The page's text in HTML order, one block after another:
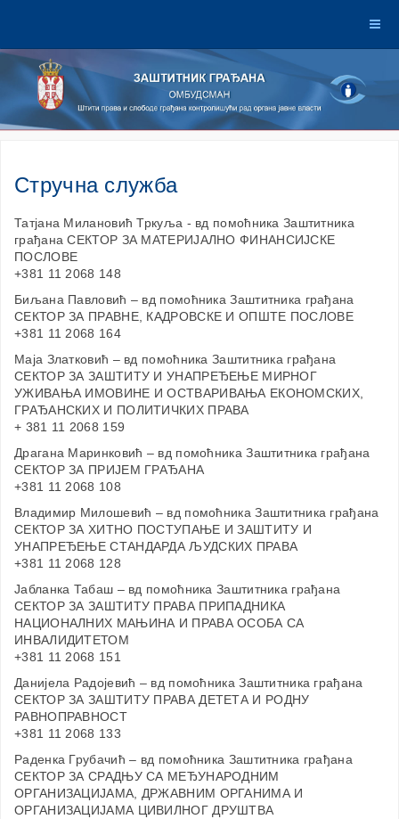
Стручна служба
Татјана Милановић Тркуља - вд помоћника Заштитника
грађана СЕКТОР ЗА МАТЕРИЈАЛНО ФИНАНСИЈСКЕ
ПОСЛОВЕ
+381 11 2068 148
Биљана Павловић – вд помоћника Заштитника грађана
СЕКТОР ЗА ПРАВНЕ, КАДРОВСКЕ И ОПШТЕ ПОСЛОВЕ
+381 11 2068 164
Маја Златковић – вд помоћника Заштитника грађана
СЕКТОР ЗА ЗАШТИТУ И УНАПРЕЂЕЊЕ МИРНОГ
УЖИВАЊА ИМОВИНЕ И ОСТВАРИВАЊА ЕКОНОМСКИХ,
ГРАЂАНСКИХ И ПОЛИТИЧКИХ ПРАВА
+ 381 11 2068 159
Драгана Маринковић – вд помоћника Заштитника грађана
СЕКТОР ЗА ПРИЈЕМ ГРАЂАНА
+381 11 2068 108
Владимир Милошевић – вд помоћника Заштитника грађана
СЕКТОР ЗА ХИТНО ПОСТУПАЊЕ И ЗАШТИТУ И
УНАПРЕЂЕЊЕ СТАНДАРДА ЉУДСКИХ ПРАВА
+381 11 2068 128
Јабланка Табаш – вд помоћника Заштитника грађана
СЕКТОР ЗА ЗАШТИТУ ПРАВА ПРИПАДНИКА
НАЦИОНАЛНИХ МАЊИНА И ПРАВА ОСОБА СА
ИНВАЛИДИТЕТОМ
+381 11 2068 151
Данијела Радојевић – вд помоћника Заштитника грађана
СЕКТОР ЗА ЗАШТИТУ ПРАВА ДЕТЕТА И РОДНУ
РАВНОПРАВНОСТ
+381 11 2068 133
Раденка Грубачић – вд помоћника Заштитника грађана
СЕКТОР ЗА СРАДЊУ СА МЕЂУНАРОДНИМ
ОРГАНИЗАЦИЈАМА, ДРЖАВНИМ ОРГАНИМА И
ОРГАНИЗАЦИЈАМА ЦИВИЛНОГ ДРУШТВА